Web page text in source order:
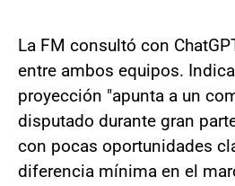
La FM consultó con
entre ambos equipos.
proyección "apunta a un
disputado durante gran
con pocas oportunidades
diferencia mínima en el